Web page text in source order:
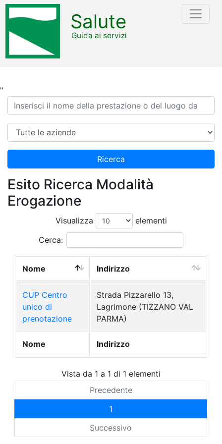
"
Salute
Guida ai servizi
Ricerca
Azienda
Ricerca
Esito Ricerca Modalità
Erogazione
Visualizza
elementi
Cerca:
Nome Indirizzo
CUP Centro
unico di
prenotazione
Strada Pizzarello 13,
Lagrimone (TIZZANO VAL
PARMA)
Nome Indirizzo
Vista da 1 a 1 di 1 elementi
Precedente
1
Successivo